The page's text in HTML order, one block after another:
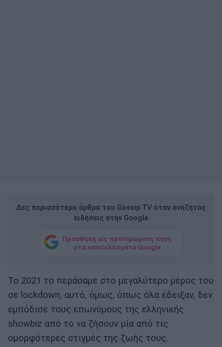
Δες περισσότερα άρθρα του Gossip TV όταν αναζητάς
ειδήσεις στην Google
Προσθήκη ως προτιμώμενη πηγή
στα αποτελέσματα Google
Το 2021 το περάσαμε στο μεγαλύτερο μέρος του
σε lockdown, αυτό, όμως, όπως όλα έδειξαν, δεν
εμπόδισε τους επωνύμους της ελληνικής
showbiz από το να ζήσουν μία από τις
ομορφότερες στιγμές της ζωής τους.